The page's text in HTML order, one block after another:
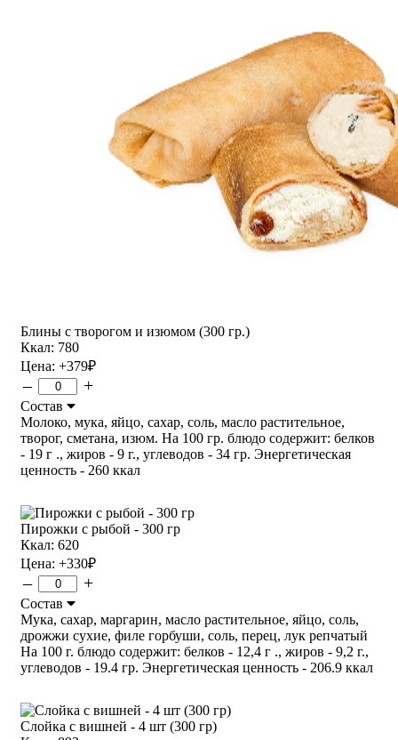
Блины с творогом и изюмом (300 гр.)
Ккал: 780
Цена: +379₽
– +
Состав
Молоко, мука, яйцо, сахар, соль, масло растительное,
творог, сметана, изюм. На 100 гр. блюдо содержит: белков
- 19 г ., жиров - 9 г., углеводов - 34 гр. Энергетическая
ценность - 260 ккал
Пирожки с рыбой - 300 гр
Ккал: 620
Цена: +330₽
– +
Состав
Мука, сахар, маргарин, масло растительное, яйцо, соль,
дрожжи сухие, филе горбуши, соль, перец, лук репчатый
На 100 г. блюдо содержит: белков - 12,4 г ., жиров - 9,2 г.,
углеводов - 19.4 гр. Энергетическая ценность - 206.9 ккал
Слойка с вишней - 4 шт (300 гр)